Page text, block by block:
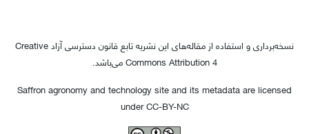
نسخه‌برداری و استفاده از مقاله‌های این نشریه تابع قانون دسترسی آزاد Creative
Commons Attribution 4 می‌باشد.
Saffron agronomy and technology site and its metadata are licensed
under CC-BY-NC